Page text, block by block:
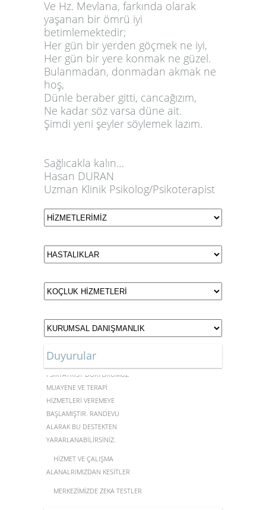
Ve Hz. Mevlana, farkında olarak
yaşanan bir ömrü iyi
betimlemektedir;
Her gün bir yerden göçmek ne iyi,
Her gün bir yere konmak ne güzel.
Bulanmadan, donmadan akmak ne
hoş,
Dünle beraber gitti, cancağızım,
Ne kadar söz varsa düne ait.
Şimdi yeni şeyler söylemek lazım.
Sağlıcakla kalın…
Hasan DURAN
Uzman Klinik Psikolog/Psikoterapist
Duyurular
MERKEZİMİZDE UZMAN
PSİKYATRİST DOKTORUMUZ
MUAYENE VE TERAPİ
HİZMETLERİ VEREMEYE
BAŞLAMIŞTIR. RANDEVU
ALARAK BU DESTEKTEN
YARARLANABİLİRSİNİZ.
HİZMET VE ÇALIŞMA
ALANALRIMIZDAN KESİTLER
MERKEZİMİZDE ZEKA TESTLERİ